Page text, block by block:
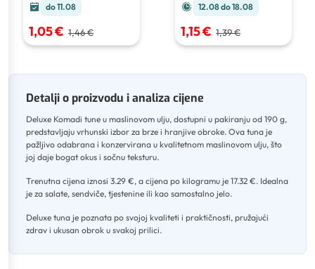
do 11.08
1,05 € 1,46 €
12.08 do 18.08
1,15 € 1,39 €
Detalji o proizvodu i analiza cijene
Deluxe Komadi tune u maslinovom ulju, dostupni u pakiranju od 190 g,
predstavljaju vrhunski izbor za brze i hranjive obroke. Ova tuna je
pažljivo odabrana i konzervirana u kvalitetnom maslinovom ulju, što
joj daje bogat okus i sočnu teksturu.
Trenutna cijena iznosi 3.29 €, a cijena po kilogramu je 17.32 €. Idealna
je za salate, sendviče, tjestenine ili kao samostalno jelo.
Deluxe tuna je poznata po svojoj kvaliteti i praktičnosti, pružajući
zdrav i ukusan obrok u svakoj prilici.